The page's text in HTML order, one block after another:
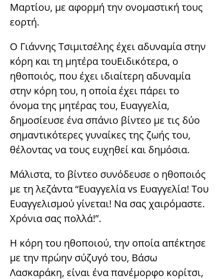
Μαρτίου, με αφορμή την ονομαστική τους
εορτή.
Ο Γιάννης Τσιμιτσέλης έχει αδυναμία στην
κόρη και τη μητέρα τουΕιδικότερα, ο
ηθοποιός, που έχει ιδιαίτερη αδυναμία
στην κόρη του, η οποία έχει πάρει το
όνομα της μητέρας του, Ευαγγελία,
δημοσίευσε ένα σπάνιο βίντεο με τις δύο
σημαντικότερες γυναίκες της ζωής του,
θέλοντας να τους ευχηθεί και δημόσια.
Μάλιστα, το βίντεο συνόδευσε ο ηθοποιός
με τη λεζάντα “Ευαγγελία vs Ευαγγελία! Του
Ευαγγελισμού γίνεται! Να σας χαιρόμαστε.
Χρόνια σας πολλά!”.
Η κόρη του ηθοποιού, την οποία απέκτησε
με την πρώην σύζυγό του, Βάσω
Λασκαράκη, είναι ένα πανέμορφο κορίτσι,